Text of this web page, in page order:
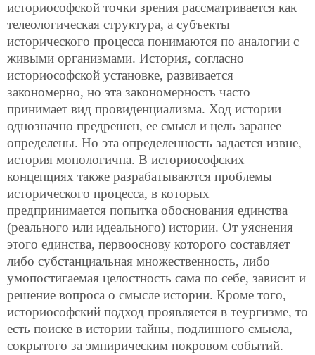
историософской точки зрения рассматривается как
телеологическая структура, а субъекты
исторического процесса понимаются по аналогии с
живыми организмами. История, согласно
историософской установке, развивается
закономерно, но эта закономерность часто
принимает вид провиденциализма. Ход истории
однозначно предрешен, ее смысл и цель заранее
определены. Но эта определенность задается извне,
история монологична. В историософских
концепциях также разрабатываются проблемы
исторического процесса, в которых
предпринимается попытка обоснования единства
(реального или идеального) истории. От уяснения
этого единства, первооснову которого составляет
либо субстанциальная множественность, либо
умопостигаемая целостность сама по себе, зависит и
решение вопроса о смысле истории. Кроме того,
историософский подход проявляется в теургизме, то
есть поиске в истории тайны, подлинного смысла,
сокрытого за эмпирическим покровом событий.